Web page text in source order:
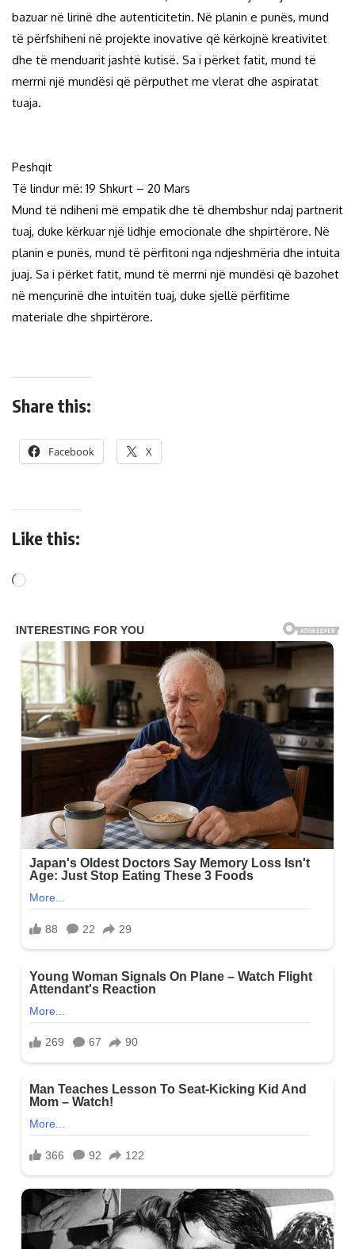
bazuar në lirinë dhe autenticitetin. Në planin e punës, mund
të përfshiheni në projekte inovative që kërkojnë kreativitet
dhe të menduarit jashtë kutisë. Sa i përket fatit, mund të
merrni një mundësi që përputhet me vlerat dhe aspiratat
tuaja.
Peshqit
Të lindur më: 19 Shkurt – 20 Mars
Mund të ndiheni më empatik dhe të dhembshur ndaj partnerit
tuaj, duke kërkuar një lidhje emocionale dhe shpirtërore. Në
planin e punës, mund të përfitoni nga ndjeshmëria dhe intuita
juaj. Sa i përket fatit, mund të merrni një mundësi që bazohet
në mençurinë dhe intuitën tuaj, duke sjellë përfitime
materiale dhe shpirtërore.
Share this:
Facebook X
Like this: